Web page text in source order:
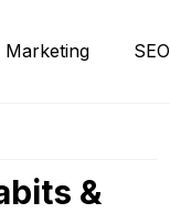
Marketing SEO
&